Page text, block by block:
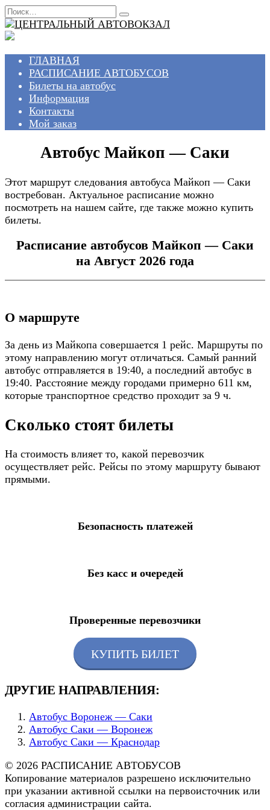
Перейти
к
содержанию
Search
for:
ГЛАВНАЯ
РАСПИСАНИЕ АВТОБУСОВ
Билеты на автобус
Информация
Контакты
Мой заказ
Автобус Майкоп — Саки
Этот маршрут следования автобуса Майкоп — Саки
востребован. Актуальное расписание можно
посмотреть на нашем сайте, где также можно купить
билеты.
Расписание автобусов Майкоп — Саки
на Август 2026 года
О маршруте
За день из Майкопа совершается 1 рейс. Маршруты по
этому направлению могут отличаться. Самый ранний
автобус отправляется в 19:40, а последний автобус в
19:40. Расстояние между городами примерно 611 км,
которые транспортное средство проходит за 9 ч.
Сколько стоят билеты
На стоимость влияет то, какой перевозчик
осуществляет рейс. Рейсы по этому маршруту бывают
прямыми.
Безопасность платежей
Без касс и очередей
Проверенные перевозчики
КУПИТЬ БИЛЕТ
ДРУГИЕ НАПРАВЛЕНИЯ:
Автобус Воронеж — Саки
Автобус Саки — Воронеж
Автобус Саки — Краснодар
© 2026 РАСПИСАНИЕ АВТОБУСОВ
Копирование материалов разрешено исключительно
при указании активной ссылки на первоисточник или
согласия администрации сайта.